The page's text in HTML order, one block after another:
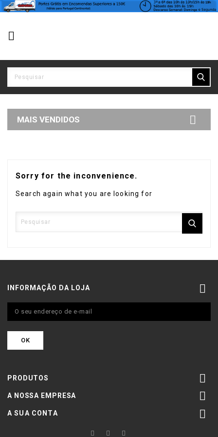

MAIS VENDIDOS 
Sorry for the inconvenience.
Search again what you are looking for
INFORMAÇÃO DA LOJA 
PRODUTOS 
A NOSSA EMPRESA 
A SUA CONTA 